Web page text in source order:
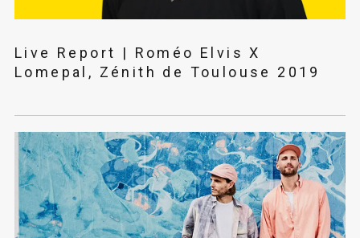
Live Report | Roméo Elvis X
Lomepal, Zénith de Toulouse 2019